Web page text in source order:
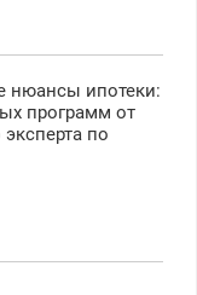
нюансы ипотеки:
программ от
эксперта по